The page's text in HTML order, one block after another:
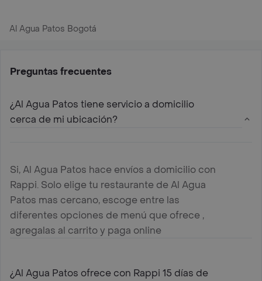
Al Agua Patos Bogotá
Preguntas frecuentes
¿Al Agua Patos tiene servicio a domicilio
cerca de mi ubicación?
Si, Al Agua Patos hace envíos a domicilio con
Rappi. Solo elige tu restaurante de Al Agua
Patos mas cercano, escoge entre las
diferentes opciones de menú que ofrece ,
agregalas al carrito y paga online
¿Al Agua Patos ofrece con Rappi 15 días de